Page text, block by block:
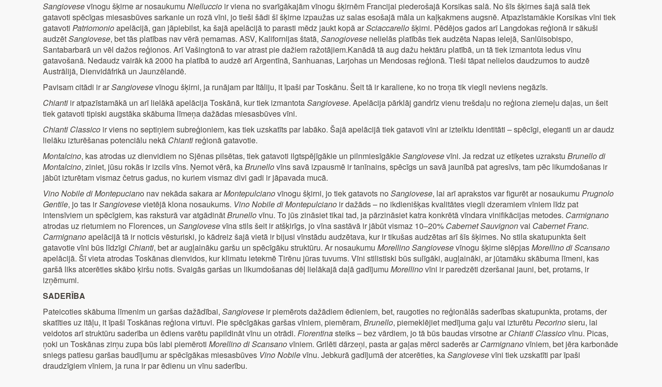
Sangiovesevīnogu šķirne ar nosaukumu Nielluccio ir viena no svarīgākajām vīnogu šķirnēm Francijai piederošajā Korsikas salā. No šīs šķirnes šajā salā tiek
gatavoti spēcīgas miesasbūves sarkanie un rozā vīni, jo tieši šādi šī šķirne izpaužas uz salas esošajā māla un kaļķakmens augsnē. Atpazīstamākie Korsikas vīni tiek
gatavoti Patriomonioapelācijā, gan jāpiebilst, ka šajā apelācijā to parasti mēdz jaukt kopā arSciaccarellošķirni. Pēdējos gados arī Langdokas reģionā ir sākuši
audzētSangiovese, bet tās platības nav vērā ņemamas. ASV, Kalifornijas štatā, Sanogiovese nelielās platībās tiek audzēta Napas ielejā, Sanlūisobispo,
Santabarbarā un vēl dažos reģionos. Arī Vašingtonā to var atrast pie dažiem ražotājiem.Kanādā tā aug dažu hektāru platībā, un tā tiek izmantota ledus vīnu
gatavošanā. Nedaudz vairāk kā 2000 ha platībā to audzē arī Argentīnā, Sanhuanas, Larjohas un Mendosas reģionā. Tieši tāpat nelielos daudzumos to audzē
Austrālijā, Dienvidāfrikā un Jaunzēlandē.
Pavisam citādi ir arSangiovesevīnogu šķirni, ja runājam par Itāliju, it īpaši par Toskānu. Šeit tā ir karaliene, ko no troņa tik viegli neviens negāzīs.
Chianti ir atpazīstamākā un arī lielākā apelācija Toskānā, kur tiek izmantotaSangiovese. Apelācija pārklāj gandrīz vienu trešdaļu no reģiona ziemeļu daļas, un šeit
tiek gatavoti tipiski augstāka skābuma līmeņa dažādas miesasbūves vīni.
Chianti Classico ir viens no septiņiem subreģioniem, kas tiek uzskatīts par labāko. Šajā apelācijā tiek gatavoti vīni ar izteiktu identitāti – spēcīgi, eleganti un ar daudz
lielāku izturēšanas potenciālu nekā Chianti reģionā gatavotie.
Montalcino, kas atrodas uz dienvidiem no Sjēnas pilsētas, tiek gatavoti ilgtspējīgākie un pilnmiesīgākieSangiovesevīni. Ja redzat uz etiķetes uzrakstu Brunello di
Montalcino, ziniet, jūsu rokās ir izcils vīns. Ņemot vērā, kaBrunellovīns savā izpausmē ir tanīnains, spēcīgs un savā jaunībā pat agresīvs, tam pēc likumdošanas ir
jābūt izturētam vismaz četrus gadus, no kuriem vismaz divi gadi ir jāpavada mucā.
Vino Nobile di Montepuciano nav nekāda sakara arMontepulcianovīnogu šķirni, jo tiek gatavots no Sangiovese, lai arī aprakstos var figurēt ar nosaukumu Prugnolo
Gentile, jo tas irSangiovesevietējā klona nosaukums. Vino Nobile di Montepulciano ir dažāds – no ikdienišķas kvalitātes viegli dzeramiem vīniem līdz pat
intensīviem un spēcīgiem, kas raksturā var atgādinātBrunellovīnu. To jūs zināsiet tikai tad, ja pārzināsiet katra konkrētā vīndara vinifikācijas metodes. Carmignano
atrodas uz rietumiem no Florences, un Sangiovesevīna stils šeit ir atšķirīgs, jo vīna sastāvā ir jābūt vismaz 10–20% Cabernet Sauvignonvai Cabernet Franc.
Carmignanoapelācijā tā ir noticis vēsturiski, jo kādreiz šajā vietā ir bijusi vīnstādu audzētava, kur ir tikušas audzētas arī šīs šķirnes. No stila skatupunkta šeit
gatavotie vīni būs līdzīgi Chianti, bet ar augļaināku garšu un spēcīgāku struktūru. Ar nosaukumu MorellinoSangiovesevīnogu šķirne slēpjasMorellinodi Scansano
apelācijā. Šī vieta atrodas Toskānas dienvidos, kur klimatu ietekmē Tirēnu jūras tuvums. Vīni stilistiski būs sulīgāki, augļaināki, ar jūtamāku skābuma līmeni, kas
garšā liks atcerēties skābo ķiršu notis. Svaigās garšas un likumdošanas dēļ lielākajā daļā gadījumu Morellinovīni ir paredzēti dzeršanai jauni, bet, protams, ir
izņēmumi.
SADERĪBA
Pateicoties skābuma līmenim un garšas dažādībai, Sangiovese ir piemērots dažādiem ēdieniem, bet, raugoties no reģionālās saderības skatupunkta, protams, der
skatīties uz itāļu, it īpaši Toskānas reģiona virtuvi. Pie spēcīgākas garšas vīniem, piemēram, Brunello, piemeklējiet medījuma gaļu vai izturētu Pecorinosieru, lai
veidotos arī struktūru saderība un ēdiens varētu papildināt vīnu un otrādi. Fiorentinasteiks – bez vārdiem, jo tā būs baudas virsotne arChianti Classicovīnu. Picas,
ņoki un Toskānas zirņu zupa būs labi piemēroti Morellino di Scansanovīniem. Grilēti dārzeņi, pasta ar gaļas mērci saderēs arCarmignanovīniem, bet jēra karbonāde
sniegs patiesu garšas baudījumu ar spēcīgākas miesasbūves Vino Nobilevīnu. Jebkurā gadījumā der atcerēties, kaSangiovesevīni tiek uzskatīti par īpaši
draudzīgiem vīniem, ja runa ir par ēdienu un vīnu saderību.